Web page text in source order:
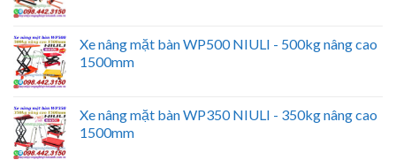
Xe nâng mặt bàn WP500 NIULI - 500kg nâng cao
1500mm
Xe nâng mặt bàn WP350 NIULI - 350kg nâng cao
1500mm